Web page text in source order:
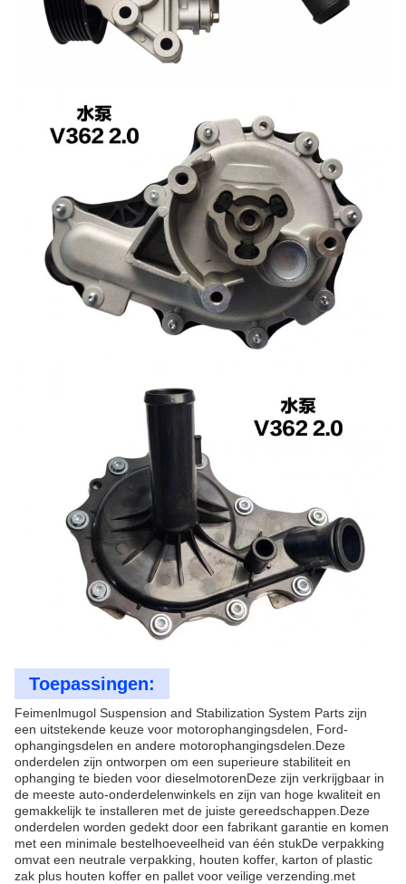
Toepassingen:
Feimenlmugol Suspension and Stabilization System Parts zijn
een uitstekende keuze voor motorophangingsdelen, Ford-
ophangingsdelen en andere motorophangingsdelen.Deze
onderdelen zijn ontworpen om een superieure stabiliteit en
ophanging te bieden voor dieselmotorenDeze zijn verkrijgbaar in
de meeste auto-onderdelenwinkels en zijn van hoge kwaliteit en
gemakkelijk te installeren met de juiste gereedschappen.Deze
onderdelen worden gedekt door een fabrikant garantie en komen
met een minimale bestelhoeveelheid van één stukDe verpakking
omvat een neutrale verpakking, houten koffer, karton of plastic
zak plus houten koffer en pallet voor veilige verzending.met